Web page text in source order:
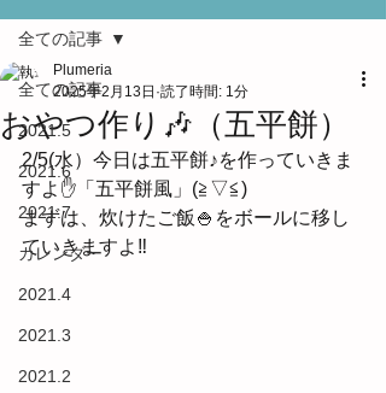
全ての記事
2021.5
2021.6
2021.7
カレンダー
2021.4
2021.3
2021.2
全ての記事
おやつ作り🎶（五平餅）
Plumeria
2025年2月13日 読了時間: 1分
2/5(水）今日は五平餅♪を作っていきま
すよ✋「五平餅風」(≧▽≦)
まずは、炊けたご飯🍚をボールに移し
ていきますよ‼